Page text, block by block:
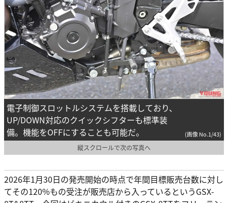
電子制御スロットルシステムを搭載しており、
UP/DOWN対応のクイックシフターも標準装
備。機能をOFFにすることも可能だ。
(画像 No.1/43)
縦スクロールで次の写真へ
2026年1月30日の発売開始の時点で年間目標販売台数に対し
てその120%もの受注が販売店から入っているというGSX-